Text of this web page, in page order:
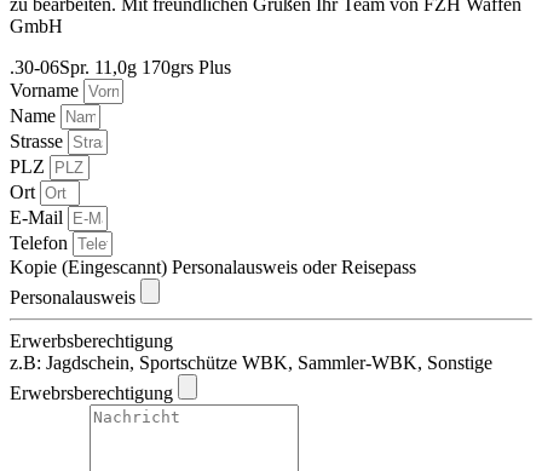
zu bearbeiten. Mit freundlichen Grüßen Ihr Team von FZH Waffen
GmbH
.30-06Spr. 11,0g 170grs Plus
Vorname
Name
Strasse
PLZ
Ort
E-Mail
Telefon
Kopie (Eingescannt) Personalausweis oder Reisepass
Personalausweis
Erwerbsberechtigung
z.B: Jagdschein, Sportschütze WBK, Sammler-WBK, Sonstige
Erwebrsberechtigung